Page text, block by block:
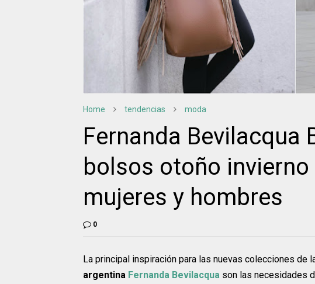
Home tendencias moda
Fernanda Bevilacqua
bolsos otoño invierno
mujeres y hombres
0
La principal inspiración para las nuevas colecciones de
argentina Fernanda Bevilacqua son las necesidades